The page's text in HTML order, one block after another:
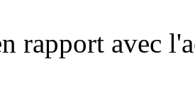
rapport avec